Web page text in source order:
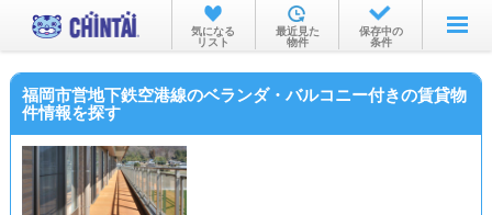
お部屋を探す
沿線・駅から
気になる
リスト
最近見た
物件
保存中の
条件
福岡市営地下鉄空港線のベランダ・バルコニー付きの賃貸物
件情報を探す